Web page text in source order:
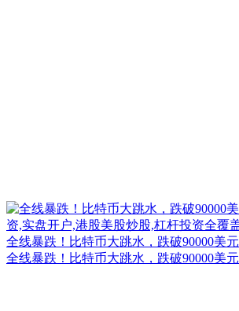
全线暴跌！比特币大跳水，跌破90000美元
全线暴跌！比特币大跳水，跌破90000美元